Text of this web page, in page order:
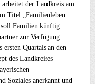
arbeitet der Landkreis am
Titel „Familienleben
soll Familien künftig
zur Verfügung
Quartals an den
des Landkreises
Soziales anerkannt und